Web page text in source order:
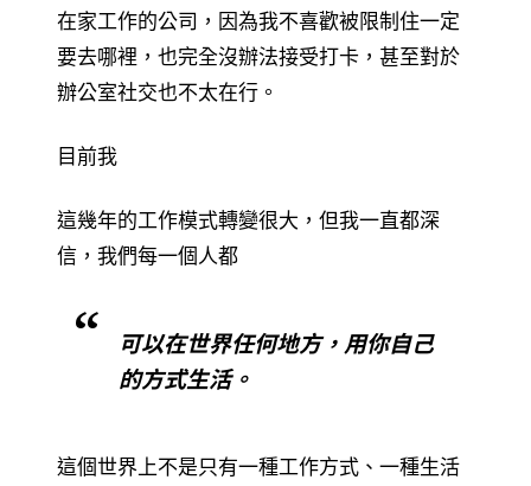
在家工作的公司，因為我不喜歡被限制住一定
要去哪裡，也完全沒辦法接受打卡，甚至對於
辦公室社交也不太在行。
目前我
這幾年的工作模式轉變很大，但我一直都深
信，我們每一個人都
可以在世界任何地方，用你自己
的方式生活。
這個世界上不是只有一種工作方式、一種生活